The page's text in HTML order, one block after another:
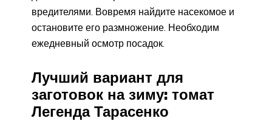
вредителями. Вовремя найдите насекомое и
остановите его размножение. Необходим
ежедневный осмотр посадок.
Лучший вариант для
заготовок на зиму: томат
Легенда Тарасенко